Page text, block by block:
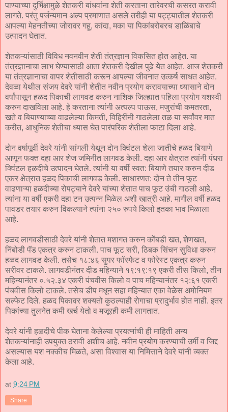
पाण्याच्या दुर्भिक्षामुळे शेतकरी बांधवांना शेती करताना तारेवरची कसरत करावी
लागते. परंतु पर्जन्यमान अल्प प्रमाणात असले तरीही या पट्ट्यातील शेतकरी
आपल्या मेहनतीच्या जोरावर गहू, कांदा, मका या पिकांबरोबरच डाळिंबाचे
उत्पादन घेतात.
शेतकऱ्यांसाठी विविध नवनवीन शेती तंत्रज्ञान विकसित होत आहेत. या
तंत्रज्ञानाचा लाभ घेण्यासाठी आता शेतकरी देखील पुढे येत आहेत. आज शेतकरी
या तंत्रज्ञानाचा वापर शेतीसाठी करून आपल्या जीवनात उत्कर्ष साधत आहेत.
देवळा येथील संजय देवरे यांनी शेतीत नवीन प्रयोग करावयाच्या ध्यासाने दोन
वर्षांपासून हळद पिकाची लागवड करुन नाशिक जिल्ह्यात पहिला प्रयोग यशस्वी
करुन दाखविला आहे. हे करताना त्यांनी अत्यल्प पाऊस, मजुरांची कमतरता,
खते व बियाण्याच्या वाढलेल्या किमती, विहिरींनी गाठलेला तळ या सर्वांवर मात
करीत, आधुनिक शेतीचा ध्यास घेत पारंपरिक शेतीला फाटा दिला आहे.
दोन वर्षापूर्वी देवरे यांनी सांगली येथून दोन क्विंटल शेला जातीचे हळद बियाणे
आणून फक्त दहा आर शेज जमिनीत लागवड केली. दहा आर क्षेत्रात त्यांनी पंधरा
क्विंटल हळदीचे उत्पादन घेतले. त्यांनी या वर्षी स्वत: बियाणे तयार करुन दीड
एकर क्षेत्रात हळद पिकाची लागवड केली. साधारणत: दोन ते तीन फूट
वाढणाऱ्या हळदीच्या रोपट्याने देवरे यांच्या शेतात पाच फूट उंची गाठली आहे.
त्यांना या वर्षी एकरी दहा टन उत्पन्न मिळेल अशी खात्री आहे. मागील वर्षी हळद
पावडर तयार करुन विकल्याने त्यांना २५० रुपये किलो इतका भाव मिळाला
आहे.
हळद लागवडीसाठी देवरे यांनी शेतात मशागत करुन कोंबडी खत, शेणखत,
निंबोडी पॅड एकत्र करुन टाकली. पाच फूट सरी, ठिबक सिंचन सुविधा करुन
हळद लागवड केली. तसेच १८:४६ सुपर फॉस्फेट व फोरेस्ट एकत्र करुन
सरीवर टाकले. लागवडीनंतर दीड महिन्याने १९:१९:१९ एकरी तीस किलो, तीन
महिन्यानंतर ०.५२.३४ एकरी पंचवीस किलो व पाच महिन्यानंतर १२:६१ एकरी
पंचवीस किलो टाकले. तसेच डीप मधून सहा महिन्यात एका वेळेस अमोनियम
सल्फेट दिले. हळद पिकावर शक्यतो कुठल्याही रोगाचा प्रादुर्भाव होत नाही. इतर
पिकांच्या तुलनेत कमी खर्च येतो व मजूरही कमी लागतात.
देवरे यांनी हळदीचे पीक घेताना केलेल्या प्रयत्नांची ही माहिती अन्य
शेतकऱ्यांनाही उपयुक्त ठरावी अशीच आहे. नवीन प्रयोग करण्याची उर्मी व जिद्द
असल्यास यश नक्कीच मिळते, असा विश्वास या निमित्ताने देवरे यांनी व्यक्त
केला आहे.
at 9:24 PM
Share